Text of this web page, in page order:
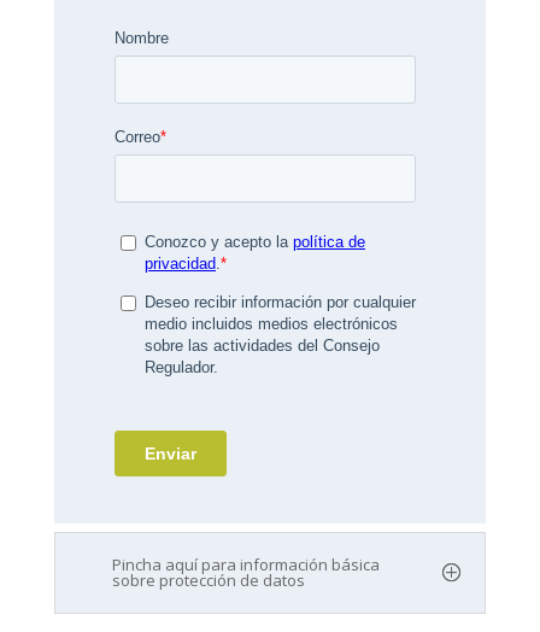
Pincha aquí para información básica
sobre protección de datos